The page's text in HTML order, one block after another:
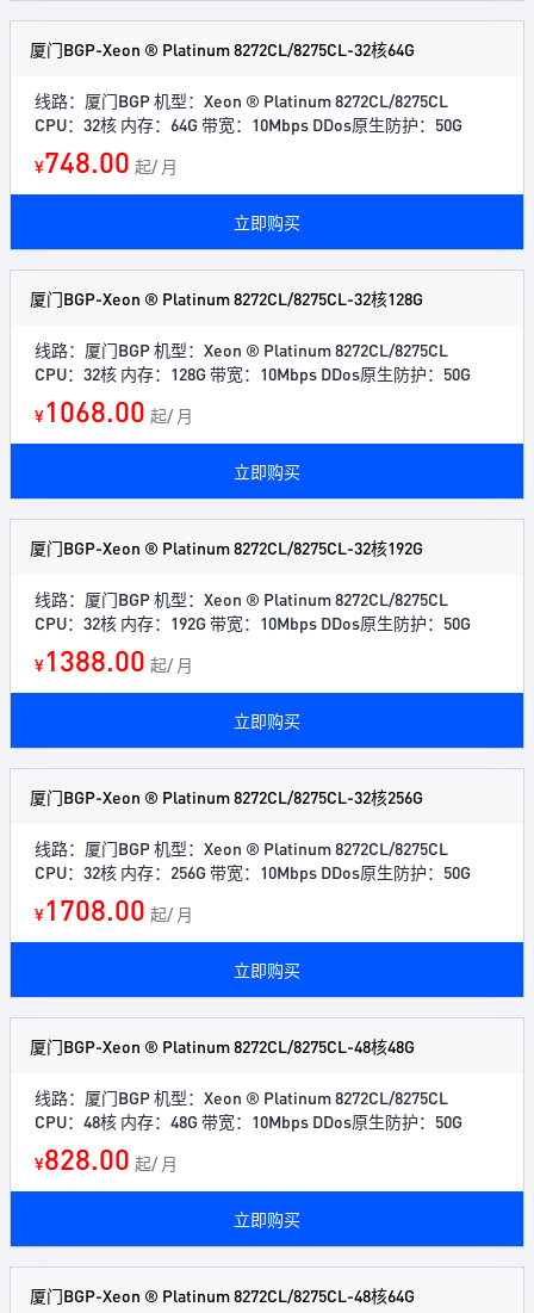
厦门BGP-Xeon ® Platinum 8272CL/8275CL-32核64G
线路：厦门BGP 机型：Xeon ® Platinum 8272CL/8275CL
CPU：32核 内存：64G 带宽：10Mbps DDos原生防护：50G
¥748.00 起/ 月
立即购买
厦门BGP-Xeon ® Platinum 8272CL/8275CL-32核128G
线路：厦门BGP 机型：Xeon ® Platinum 8272CL/8275CL
CPU：32核 内存：128G 带宽：10Mbps DDos原生防护：50G
¥1068.00 起/ 月
立即购买
厦门BGP-Xeon ® Platinum 8272CL/8275CL-32核192G
线路：厦门BGP 机型：Xeon ® Platinum 8272CL/8275CL
CPU：32核 内存：192G 带宽：10Mbps DDos原生防护：50G
¥1388.00 起/ 月
立即购买
厦门BGP-Xeon ® Platinum 8272CL/8275CL-32核256G
线路：厦门BGP 机型：Xeon ® Platinum 8272CL/8275CL
CPU：32核 内存：256G 带宽：10Mbps DDos原生防护：50G
¥1708.00 起/ 月
立即购买
厦门BGP-Xeon ® Platinum 8272CL/8275CL-48核48G
线路：厦门BGP 机型：Xeon ® Platinum 8272CL/8275CL
CPU：48核 内存：48G 带宽：10Mbps DDos原生防护：50G
¥828.00 起/ 月
立即购买
厦门BGP-Xeon ® Platinum 8272CL/8275CL-48核64G